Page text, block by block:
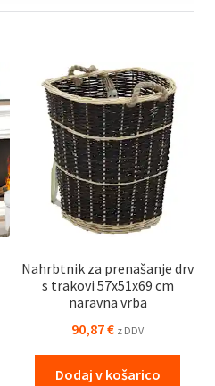
Nahrbtnik za prenašanje drv
s trakovi 57x51x69 cm
naravna vrba
90,87€ z DDV
Dodaj v košarico